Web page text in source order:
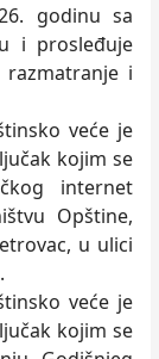
godinu sa
i prosleđuje
i
veće je
kojim se
internet
Opštine,
u ulici
veće je
kojim se